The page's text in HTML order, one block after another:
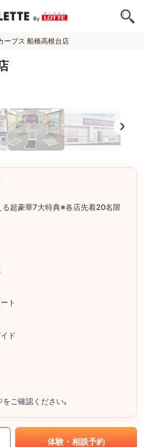
ーブス 船橋高根台店
超豪華7大特典※各店先着20名限
ト
ド
ご確認ください｡
体験・相談予約